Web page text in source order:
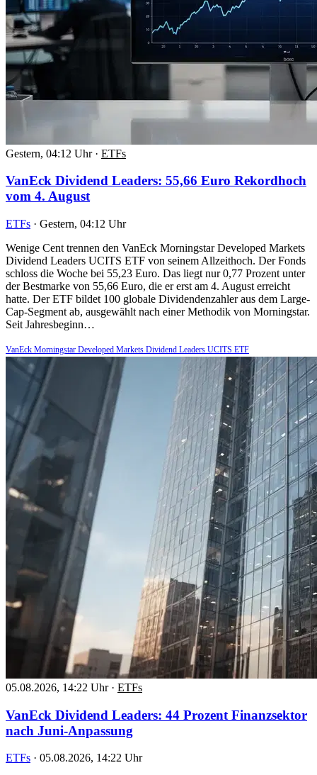
Gestern, 04:12 Uhr · ETFs
VanEck Dividend Leaders: 55,66 Euro Rekordhoch
vom 4. August
ETFs · Gestern, 04:12 Uhr
Wenige Cent trennen den VanEck Morningstar Developed Markets
Dividend Leaders UCITS ETF von seinem Allzeithoch. Der Fonds
schloss die Woche bei 55,23 Euro. Das liegt nur 0,77 Prozent unter
der Bestmarke von 55,66 Euro, die er erst am 4. August erreicht
hatte. Der ETF bildet 100 globale Dividendenzahler aus dem Large-
Cap-Segment ab, ausgewählt nach einer Methodik von Morningstar.
Seit Jahresbeginn…
VanEck Morningstar Developed Markets Dividend Leaders UCITS ETF
05.08.2026, 14:22 Uhr · ETFs
VanEck Dividend Leaders: 44 Prozent Finanzsektor
nach Juni-Anpassung
ETFs · 05.08.2026, 14:22 Uhr